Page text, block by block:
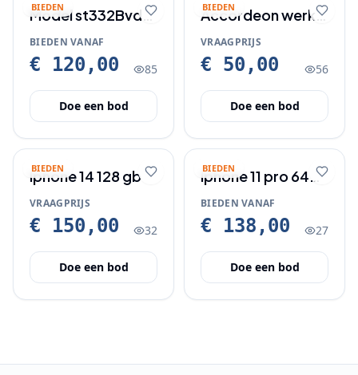
BIEDEN
Model st332Bvdsl
sh
BIEDEN VANAF
€ 120,00 85
Doe een bod
BIEDEN
Accordeon werkt
nog goed
VRAAGPRIJS
€ 50,00 56
Doe een bod
BIEDEN
Iphone 14 128 gb
VRAAGPRIJS
€ 150,00 32
Doe een bod
BIEDEN
Iphone 11 pro 64
GB
BIEDEN VANAF
€ 138,00 27
Doe een bod